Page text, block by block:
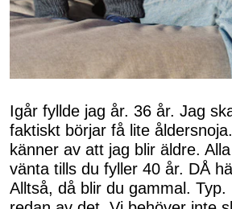
Igår fyllde jag år. 36 år. Jag
faktiskt börjar få lite
känner av att jag blir äldre.
vänta tills du fyller 40 år. DÅ
Alltså, då blir du gammal.